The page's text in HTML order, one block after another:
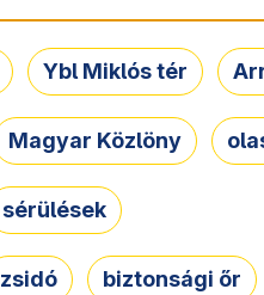
Ybl Miklós tér
Magyar Közlöny
sérülések
zsidó biztonsági őr